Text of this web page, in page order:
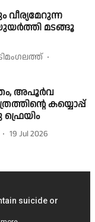
മടങ്ങൂ
അപൂര്‍വ
കയ്യൊപ്പ്
19 Jul 2026